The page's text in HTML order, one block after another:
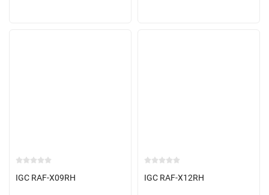
IGC RAF-X09RH IGC RAF-X12RH